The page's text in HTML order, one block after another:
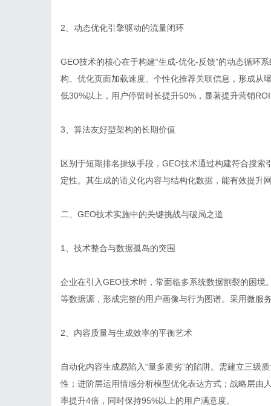
2、动态优化引擎驱动的流量闭环
GEO技术的核心在于构建“生成-优化-反馈”的动态循环
构、优化页面加载速度、个性化推荐关联信息，形成从
低30%以上，用户停留时长提升50%，显著提升营销
3、算法友好型架构的长期价值
区别于短期排名操纵手段，GEO技术通过构建符合搜
定性。其生成的语义化内容与结构化数据，能有效提升
二、GEO技术实施中的关键挑战与破局之道
1、技术整合与数据孤岛的突围
企业在引入GEO技术时，常面临多系统数据割裂的困
等数据源，形成完整的用户画像与行为图谱。采用微服
2、内容质量与生成效率的平衡艺术
自动化内容生成易陷入“量多质劣”的陷阱。需建立三级
性；进阶层运用情感分析模型优化表达方式；战略层由
率提升4倍，同时保持95%以上的用户满意度。